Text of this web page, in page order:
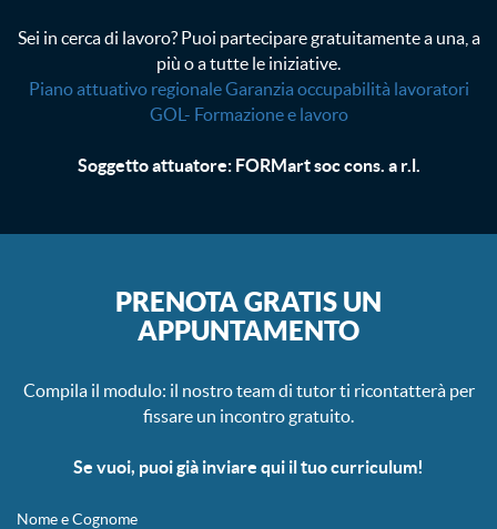
Sei in cerca di lavoro? Puoi partecipare gratuitamente a una, a
più o a tutte le iniziative.
Piano attuativo regionale Garanzia occupabilità lavoratori
GOL- Formazione e lavoro
Soggetto attuatore: FORMart soc cons. a r.l.
PRENOTA GRATIS UN
APPUNTAMENTO
Compila il modulo: il nostro team di tutor ti ricontatterà per
fissare un incontro gratuito.
Se vuoi, puoi già inviare qui il tuo curriculum!
Nome e Cognome